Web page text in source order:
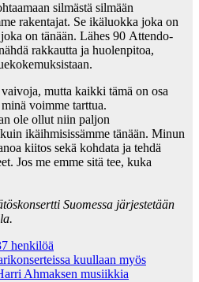
silmästä silmään
rakentajat. Se ikäluokka joka on
on tänään. Lähes 90 Attendo-
rakkautta ja huolenpitoa,
mutta kaikki tämä on osa
voimme tarttua.
ole ollut niin paljon
ikäihmisissämme tänään. Minun
kiitos sekä kohdata ja tehdä
Jos me emme sitä tee, kuka
Suomessa järjestetään
.
henkilöä
kuullaan myös
Ahmaksen musiikkia